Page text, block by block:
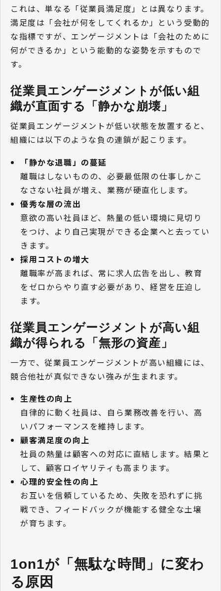
これは、単なる「従業員満足度」とは異なります。
満足度は「会社が何をしてくれるか」という受動的
な指標ですが、エンゲージメントは「会社のために
何ができるか」という能動的な姿勢を示すもので
す。
従業員エンゲージメントが低い組
織が直面する「静かな崩壊」
従業員エンゲージメントが低い状態を放置すると、
組織には以下のような負の連鎖が起こります。
「静かな退職」の蔓延
離職はしないものの、必要最低限の仕事しかこ
なさない社員が増え、業務が硬直化します。
優秀な層の流出
意欲の高い社員ほど、熱量の低い環境に見切り
をつけ、より自己実現ができる企業へと去ってい
きます。
採用コストの増大
離職率が高まれば、常に求人広告を出し、教育
をゼロからやり直す必要があり、経営を圧迫し
ます。
従業員エンゲージメントが高い組
織が得られる「無形の資産」
一方で、従業員エンゲージメントが高い組織には、
競合他社が真似できない強みが生まれます。
生産性の向上
自律的に動く社員は、自ら業務改善を行い、高
いパフォーマンスを維持します。
顧客満足度の向上
社員の熱量は顧客への対応に直結します。結果と
して、顧客ロイヤリティも高まります。
心理的安全性の向上
お互いを信頼しているため、失敗を恐れずに挑
戦でき、フィードバックが機能する健全な土壌
が育ちます。
1on1が「無駄な時間」に変わ
る原因